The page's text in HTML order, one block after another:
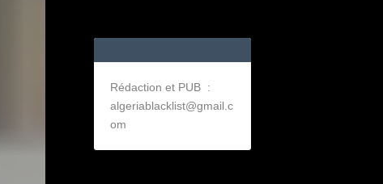
Rédaction et PUB :
algeriablacklist@gmail.c
om